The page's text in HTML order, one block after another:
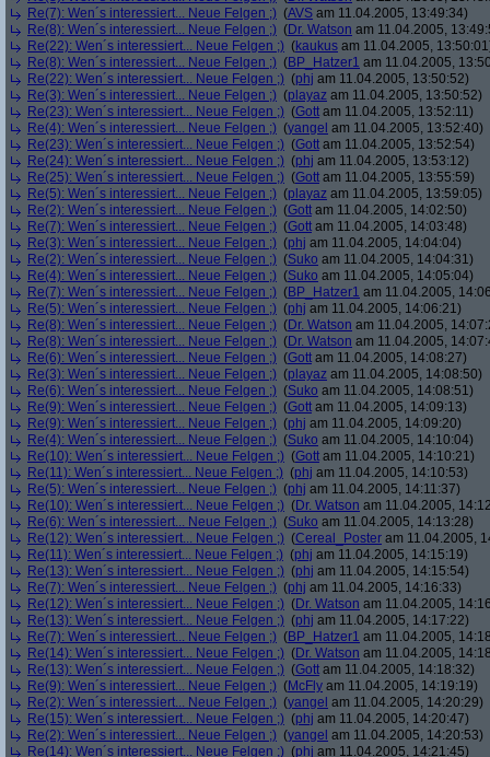
Re(7): Wen´s interessiert... Neue Felgen ;) (AVS am 11.04.2005, 13:49:34)
Re(8): Wen´s interessiert... Neue Felgen ;) (Dr. Watson am 11.04.2005,
Re(22): Wen´s interessiert... Neue Felgen ;) (kaukus am 11.04.2005,
Re(8): Wen´s interessiert... Neue Felgen ;) (BP_Hatzer1 am 11.04.2005,
Re(22): Wen´s interessiert... Neue Felgen ;) (phj am 11.04.2005, 13:50:52)
Re(3): Wen´s interessiert... Neue Felgen ;) (playaz am 11.04.2005, 13:50:52)
Re(23): Wen´s interessiert... Neue Felgen ;) (Gott am 11.04.2005, 13:52:11)
Re(4): Wen´s interessiert... Neue Felgen ;) (yangel am 11.04.2005, 13:52:40)
Re(23): Wen´s interessiert... Neue Felgen ;) (Gott am 11.04.2005, 13:52:54)
Re(24): Wen´s interessiert... Neue Felgen ;) (phj am 11.04.2005, 13:53:12)
Re(25): Wen´s interessiert... Neue Felgen ;) (Gott am 11.04.2005, 13:55:59)
Re(5): Wen´s interessiert... Neue Felgen ;) (playaz am 11.04.2005, 13:59:05)
Re(2): Wen´s interessiert... Neue Felgen ;) (Gott am 11.04.2005, 14:02:50)
Re(7): Wen´s interessiert... Neue Felgen ;) (Gott am 11.04.2005, 14:03:48)
Re(3): Wen´s interessiert... Neue Felgen ;) (phj am 11.04.2005, 14:04:04)
Re(2): Wen´s interessiert... Neue Felgen ;) (Suko am 11.04.2005, 14:04:31)
Re(4): Wen´s interessiert... Neue Felgen ;) (Suko am 11.04.2005, 14:05:04)
Re(7): Wen´s interessiert... Neue Felgen ;) (BP_Hatzer1 am 11.04.2005,
Re(5): Wen´s interessiert... Neue Felgen ;) (phj am 11.04.2005, 14:06:21)
Re(8): Wen´s interessiert... Neue Felgen ;) (Dr. Watson am 11.04.2005,
Re(8): Wen´s interessiert... Neue Felgen ;) (Dr. Watson am 11.04.2005,
Re(6): Wen´s interessiert... Neue Felgen ;) (Gott am 11.04.2005, 14:08:27)
Re(3): Wen´s interessiert... Neue Felgen ;) (playaz am 11.04.2005, 14:08:50)
Re(6): Wen´s interessiert... Neue Felgen ;) (Suko am 11.04.2005, 14:08:51)
Re(9): Wen´s interessiert... Neue Felgen ;) (Gott am 11.04.2005, 14:09:13)
Re(9): Wen´s interessiert... Neue Felgen ;) (phj am 11.04.2005, 14:09:20)
Re(4): Wen´s interessiert... Neue Felgen ;) (Suko am 11.04.2005, 14:10:04)
Re(10): Wen´s interessiert... Neue Felgen ;) (Gott am 11.04.2005, 14:10:21)
Re(11): Wen´s interessiert... Neue Felgen ;) (phj am 11.04.2005, 14:10:53)
Re(5): Wen´s interessiert... Neue Felgen ;) (phj am 11.04.2005, 14:11:37)
Re(10): Wen´s interessiert... Neue Felgen ;) (Dr. Watson am 11.04.2005,
Re(6): Wen´s interessiert... Neue Felgen ;) (Suko am 11.04.2005, 14:13:28)
Re(12): Wen´s interessiert... Neue Felgen ;) (Cereal_Poster am 11.04.2005,
Re(11): Wen´s interessiert... Neue Felgen ;) (phj am 11.04.2005, 14:15:19)
Re(13): Wen´s interessiert... Neue Felgen ;) (phj am 11.04.2005, 14:15:54)
Re(7): Wen´s interessiert... Neue Felgen ;) (phj am 11.04.2005, 14:16:33)
Re(12): Wen´s interessiert... Neue Felgen ;) (Dr. Watson am 11.04.2005,
Re(13): Wen´s interessiert... Neue Felgen ;) (phj am 11.04.2005, 14:17:22)
Re(7): Wen´s interessiert... Neue Felgen ;) (BP_Hatzer1 am 11.04.2005,
Re(14): Wen´s interessiert... Neue Felgen ;) (Dr. Watson am 11.04.2005,
Re(13): Wen´s interessiert... Neue Felgen ;) (Gott am 11.04.2005, 14:18:32)
Re(9): Wen´s interessiert... Neue Felgen ;) (McFly am 11.04.2005, 14:19:19)
Re(2): Wen´s interessiert... Neue Felgen ;) (yangel am 11.04.2005, 14:20:29)
Re(15): Wen´s interessiert... Neue Felgen ;) (phj am 11.04.2005, 14:20:47)
Re(2): Wen´s interessiert... Neue Felgen ;) (yangel am 11.04.2005, 14:20:53)
Re(14): Wen´s interessiert... Neue Felgen ;) (phj am 11.04.2005, 14:21:45)